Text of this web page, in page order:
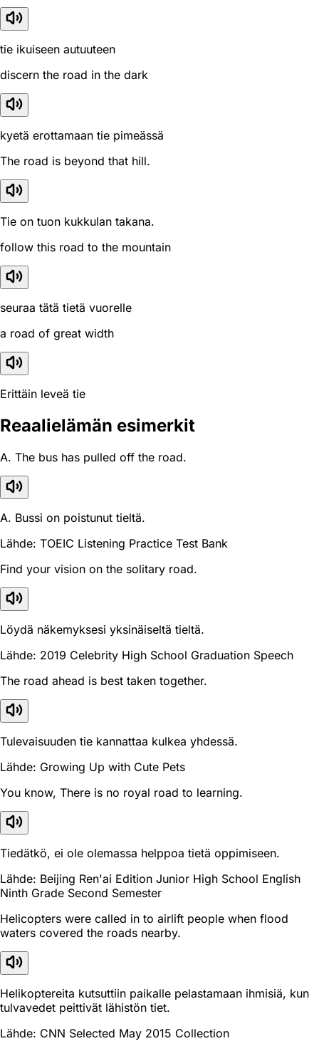
tie ikuiseen autuuteen
discern the road in the dark
kyetä erottamaan tie pimeässä
The road is beyond that hill.
Tie on tuon kukkulan takana.
follow this road to the mountain
seuraa tätä tietä vuorelle
a road of great width
Erittäin leveä tie
Reaali­elämän esimerkit
A. The bus has pulled off the road.
A. Bussi on poistunut tieltä.
Lähde: TOEIC Listening Practice Test Bank
Find your vision on the solitary road.
Löydä näkemyksesi yksinäiseltä tieltä.
Lähde: 2019 Celebrity High School Graduation Speech
The road ahead is best taken together.
Tulevaisuuden tie kannattaa kulkea yhdessä.
Lähde: Growing Up with Cute Pets
You know, There is no royal road to learning.
Tiedätkö, ei ole olemassa helppoa tietä oppimiseen.
Lähde: Beijing Ren'ai Edition Junior High School English
Ninth Grade Second Semester
Helicopters were called in to airlift people when flood
waters covered the roads nearby.
Helikoptereita kutsuttiin paikalle pelastamaan ihmisiä, kun
tulvavedet peittivät lähistön tiet.
Lähde: CNN Selected May 2015 Collection